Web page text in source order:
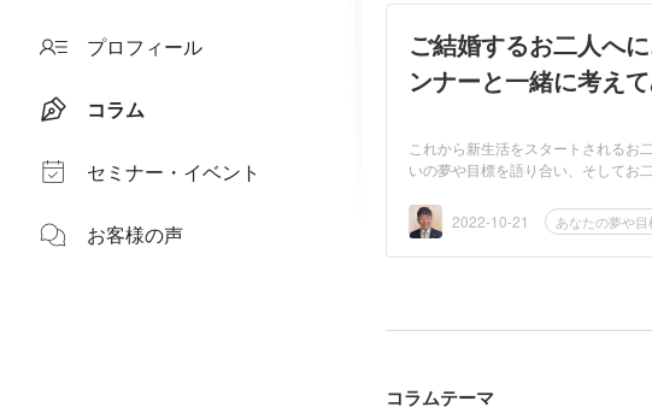
プロフィール
コラム
セミナー・イベント
お客様の声
ご結婚するお二人へ
ンナーと一緒に考え
これから新生活をスタートされるお
いの夢や目標を語り合い、そしてお
2022-10-21
あなたの夢や目
コラムテーマ